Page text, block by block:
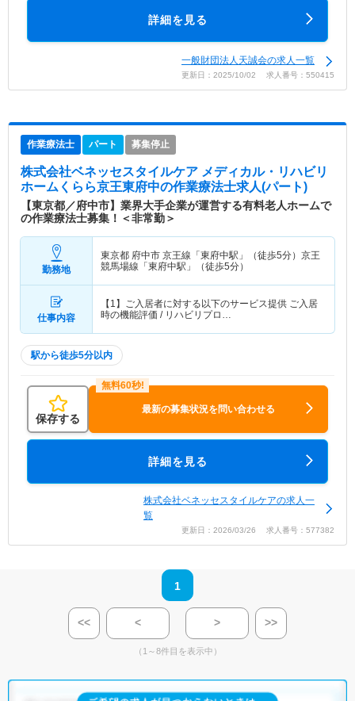
詳細を見る
一般財団法人天誠会の求人一覧
更新日：2025/10/02 求人番号：550415
作業療法士 パート 募集停止
株式会社ベネッセスタイルケア メディカル・リハビリ
ホームくらら京王東府中の作業療法士求人(パート)
【東京都／府中市】業界大手企業が運営する有料老人ホームで
の作業療法士募集！＜非常勤＞
勤務地
東京都 府中市 京王線「東府中駅」（徒歩5分）京王
競馬場線「東府中駅」（徒歩5分）
仕事内容
【1】ご入居者に対する以下のサービス提供 ご入居
時の機能評価 / リハビリプロ…
駅から徒歩5分以内
保存する
最新の募集状況を問い合わせる
詳細を見る
株式会社ベネッセスタイルケアの求人一
覧
更新日：2026/03/26 求人番号：577382
1
<< < > >>
（1～8件目を表示中）